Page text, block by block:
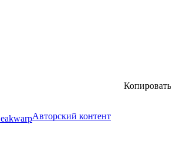
Копировать
eakwarpАвторский контент